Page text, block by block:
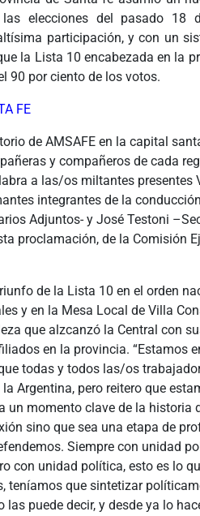
elecciones del pasado 18
participación, y con un
la Lista 10 encabezada en la
90 por ciento de los votos.
FE
de AMSAFE en la capital
y compañeros de cada
a las/os miltantes presentes
integrantes de la
Adjuntos- y José Testoni
proclamación, de la Comisión
de la Lista 10 en el orden
y en la Mesa Local de Villa
que alzcanzó la Central con
en la provincia. “Estamos
todas y todos las/os
Argentina, pero reitero que
un momento clave de la historia
sino que sea una etapa de
Siempre con unidad
con unidad política, esto es lo
teníamos que sintetizar
puede decir, y desde ya lo